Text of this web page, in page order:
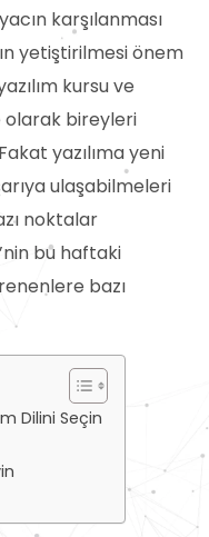
karşılanması
yetiştirilmesi önem
kursu ve
olarak bireyleri
yazılıma yeni
ulaşabilmeleri
noktalar
bu haftaki
bazı
Dilini Seçin